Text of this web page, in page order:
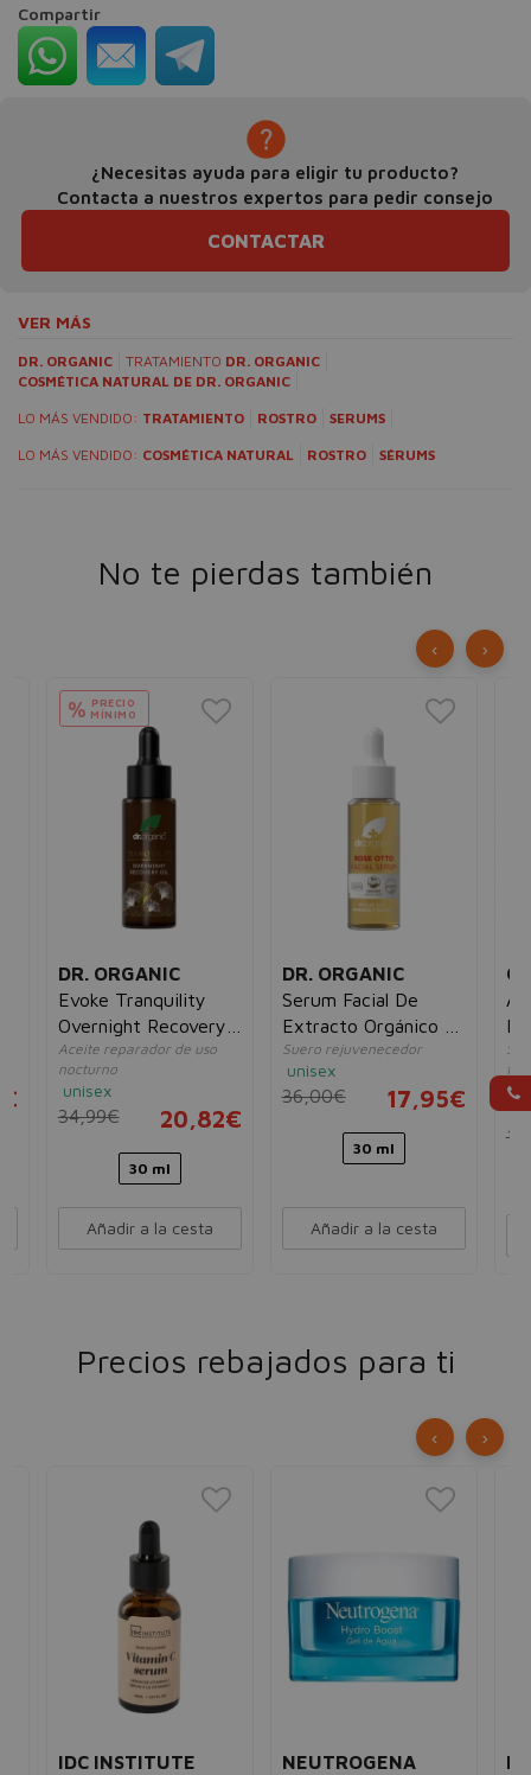
Compartir
¿Necesitas ayuda para eligir tu producto?
Contacta a nuestros expertos para pedir consejo
CONTACTAR
VER MÁS
DR. ORGANIC TRATAMIENTO DR. ORGANIC
COSMÉTICA NATURAL DE DR. ORGANIC
LO MÁS VENDIDO: TRATAMIENTO ROSTRO SERUMS
LO MÁS VENDIDO: COSMÉTICA NATURAL ROSTRO SÉRUMS
No te pierdas también
% PRECIO
MÍNIMO
DR. ORGANIC
Evoke Tranquility
Overnight Recovery
Oil
Aceite reparador de uso
nocturno
unisex
34,99€ 20,82€
30 ml
Añadir a la cesta
DR. ORGANIC
Serum Facial De
Extracto Orgánico de
Rosa
Suero rejuvenecedor
unisex
36,00€ 17,95€
30 ml
Añadir a la cesta
‹ ›
Precios rebajados para ti
IDC INSTITUTE NEUTROGENA
‹ ›